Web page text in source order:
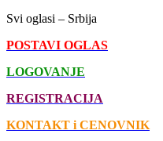
Svi oglasi – Srbija
POSTAVI OGLAS
LOGOVANJE
REGISTRACIJA
KONTAKT i CENOVNIK